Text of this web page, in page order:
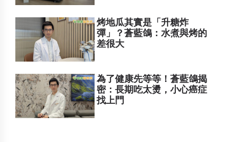
烤地瓜其實是「升糖炸
彈」？蒼藍鴿：水煮與烤的
差很大
為了健康先等等！蒼藍鴿揭
密：長期吃太燙，小心癌症
找上門